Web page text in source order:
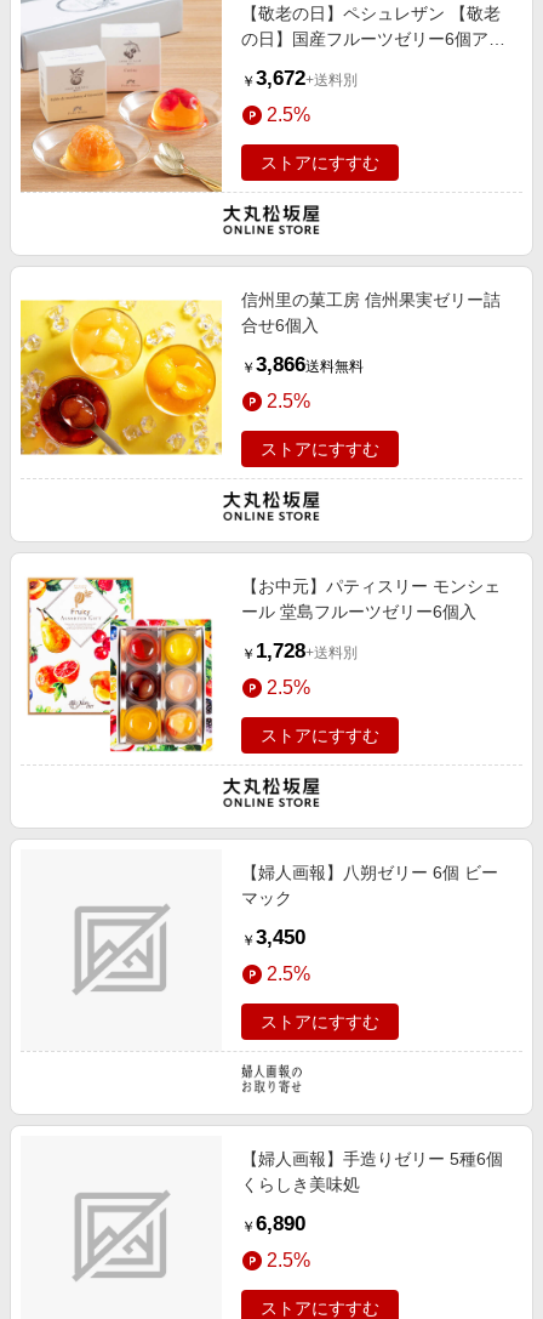
【敬老の日】ペシュレザン 【敬老
の日】国産フルーツゼリー6個アソ
￥ 3,672+送料別
2.5%
ストアにすすむ
信州里の菓工房 信州果実ゼリー詰
合せ6個入
￥ 3,866送料無料
2.5%
ストアにすすむ
【お中元】パティスリー モンシェ
ール 堂島フルーツゼリー6個入
￥ 1,728+送料別
2.5%
ストアにすすむ
【婦人画報】八朔ゼリー 6個 ビー
マック
￥ 3,450
2.5%
ストアにすすむ
【婦人画報】手造りゼリー 5種6個
くらしき美味処
￥ 6,890
2.5%
ストアにすすむ